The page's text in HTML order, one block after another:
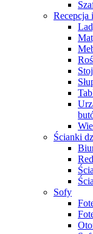
Recepcja
Ścianki
Sofy